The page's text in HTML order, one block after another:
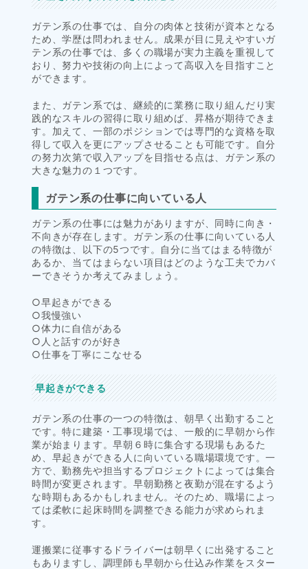
ガテン系の仕事では、自分の肉体と技術が資本となる
ため、学歴は問われません。成果が目に見えやすいガ
テン系の仕事では、多くの職場が実力主義を重視して
おり、努力や技術の向上によって高収入を目指すこと
ができます。
また、ガテン系では、継続的に業務に取り組んだり実
践的なスキルの習得に取り組めば、昇格が期待できま
す。加えて、一部のポジションでは専門的な資格を取
得して収入を更にアップさせることも可能です。自分
の努力次第で収入アップを目指せる点は、ガテン系の
大きな魅力の１つです。
ガテン系の仕事に向いている人
ガテン系の仕事には魅力がありますが、同時に向き・
不向きが存在します。ガテン系の仕事に向いている人
の特徴は、以下の5つです。自分に当てはまる特徴が
あるか、当てはまらない項目はどのような工夫でカバ
ーできそうか考えてみましょう。
○早起きができる
○我慢強い
○体力に自信がある
○人と話すのが好き
○仕事を丁寧にこなせる
早起きができる
ガテン系の仕事の一つの特徴は、朝早く出勤すること
です。特に建築・工事現場では、一般的に早朝から作
業が始まります。早朝６時に集合する現場もあるた
め、早起きができる人に向いている職場環境です。一
方で、勤務先や担当するプロジェクトによっては集合
時間が変更されます。早朝勤務と夜勤が混在するよう
な時期もあるかもしれません。そのため、職場によっ
ては柔軟に起床時間を調整できる能力が求められま
す。
運搬業に従事するドライバーは朝早くに出発すること
もありますし、調理師も早朝から仕込み作業をスター